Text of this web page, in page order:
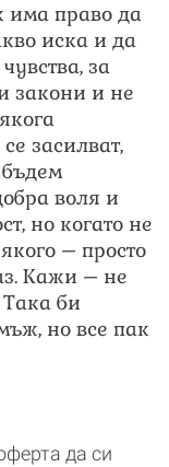
има право да
иска и да
за
закони и не
засилват,
воля и
но когато не
– просто
Кажи – не
би
но все пак
да си